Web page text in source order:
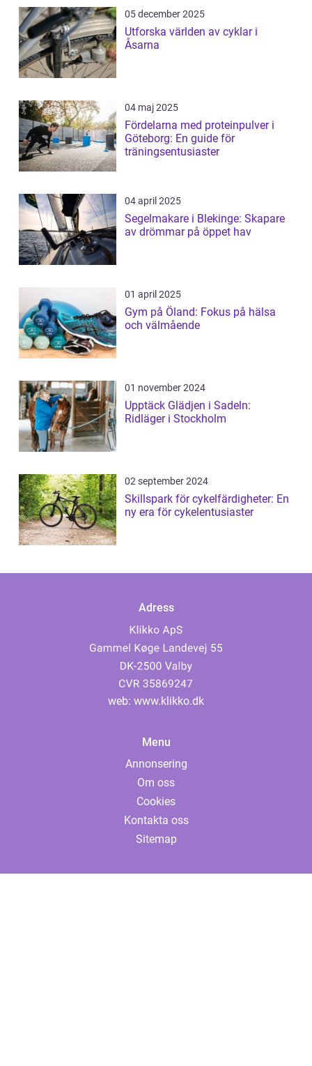
05 december 2025
Utforska världen av cyklar i
Åsarna
04 maj 2025
Fördelarna med proteinpulver i
Göteborg: En guide för
träningsentusiaster
04 april 2025
Segelmakare i Blekinge: Skapare
av drömmar på öppet hav
01 april 2025
Gym på Öland: Fokus på hälsa
och välmående
01 november 2024
Upptäck Glädjen i Sadeln:
Ridläger i Stockholm
02 september 2024
Skillspark för cykelfärdigheter: En
ny era för cykelentusiaster
Adress
web: www.klikko.dk
Menu
Annonsering
Om oss
Cookies
Kontakta oss
Sitemap